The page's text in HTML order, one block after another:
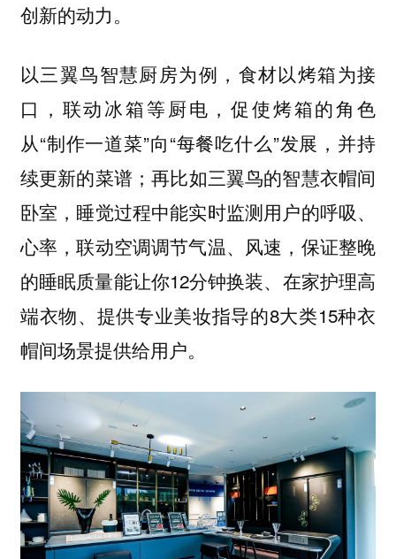
创新的动力。
以三翼鸟智慧厨房为例，食材以烤箱为接
口，联动冰箱等厨电，促使烤箱的角色
从“制作一道菜”向“每餐吃什么”发展，并持
续更新的菜谱；再比如三翼鸟的智慧衣帽间
卧室，睡觉过程中能实时监测用户的呼吸、
心率，联动空调调节气温、风速，保证整晚
的睡眠质量能让你12分钟换装、在家护理高
端衣物、提供专业美妆指导的8大类15种衣
帽间场景提供给用户。